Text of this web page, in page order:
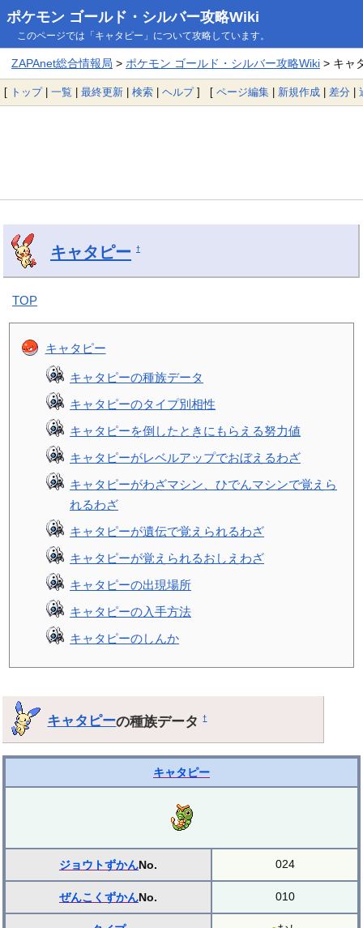
ポケモン ゴールド・シルバー攻略Wiki
このページでは「キャタピー」について攻略しています。
ZAPAnet総合情報局 > ポケモン ゴールド・シルバー攻略Wiki> キャ
[ トップ| 一覧 | 最終更新 | 検索 | ヘルプ] [ ページ編集 | 新規作成 | 差分 |
キャタピー †
TOP
キャタピー
キャタピーの種族データ
キャタピーのタイプ別相性
キャタピーを倒したときにもらえる努力値
キャタピーがレベルアップでおぼえるわざ
キャタピーがわざマシン、ひでんマシンで覚えら
れるわざ
キャタピーが遺伝で覚えられるわざ
キャタピーが覚えられるおしえわざ
キャタピーの出現場所
キャタピーの入手方法
キャタピーのしんか
キャタピーの種族データ†
キャタピー
ジョウトずかんNo. 024
ぜんこくずかんNo. 010